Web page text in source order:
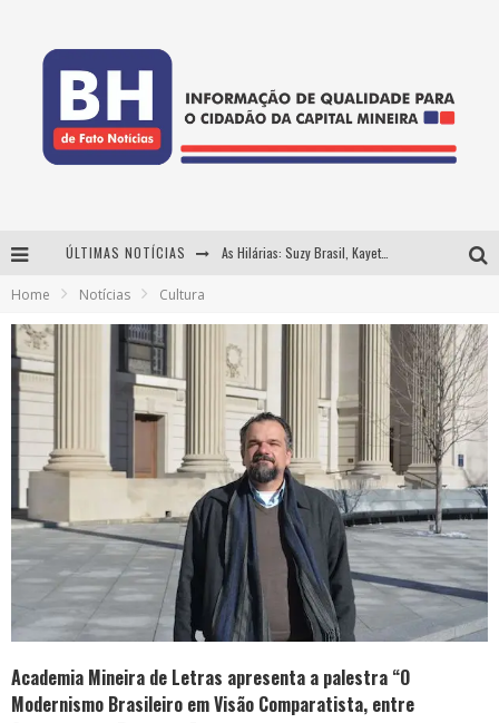
ÚLTIMAS NOTÍCIAS As Hilárias: Suzy Brasil, Kayete e Karoline Absinto retornam a Belo Horizonte para apresentação única no Teatro Sesiminas
Usecorp consolida a 'economia do uso' no B2B brasileiro, vira S.A. e impulsiona expansão com novo fundo estruturado
Hot Wheels Monster Trucks Live™ confirma Belo Horizonte na turnê América do Sul 2027
Home Notícias Cultura
Academia Mineira de Letras apresenta a palestra “O
Modernismo Brasileiro em Visão Comparatista, entre